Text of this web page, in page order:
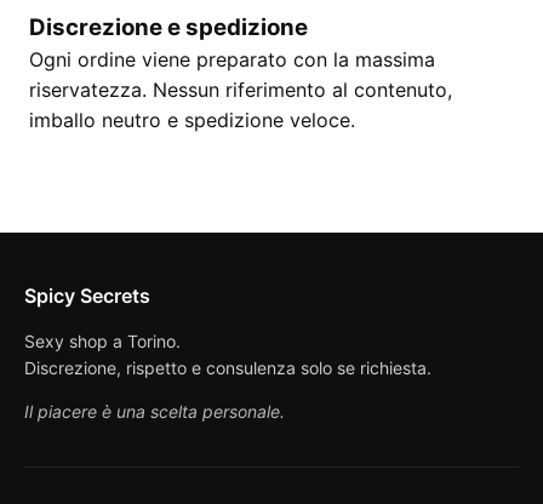
Discrezione e spedizione
Ogni ordine viene preparato con la massima
riservatezza. Nessun riferimento al contenuto,
imballo neutro e spedizione veloce.
Spicy Secrets
Sexy shop a Torino.
Discrezione, rispetto e consulenza solo se richiesta.
Il piacere è una scelta personale.